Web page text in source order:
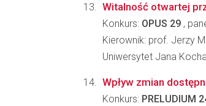
Witalność otwartej
Konkurs: OPUS 29 ,
Kierownik: prof. Jerzy
Uniwersytet Jana
Wpływ zmian
Konkurs: PRELUDIUM